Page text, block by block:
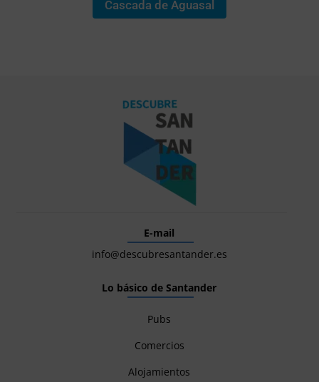
Cascada de Aguasal
E-mail
info@descubresantander.es
Lo básico de Santander
Pubs
Comercios
Alojamientos